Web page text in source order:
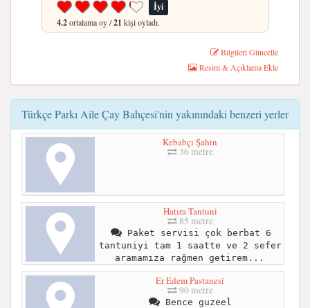
İyi
4.2ortalama oy /21 kişi oyladı.
Bilgileri Güncelle
Resim & Açıklama Ekle
Türkçe Parkı Aile Çay Bahçesi'nin yakınındaki benzeri yerler
Kebabçı Şahin
36 metre
Hatıra Tantuni
85 metre
Paket servisi çok berbat 6
tantuniyi tam 1 saatte ve 2 sefer
aramamıza rağmen getirem...
Er Edem Pastanesi
90 metre
Bence guzeel